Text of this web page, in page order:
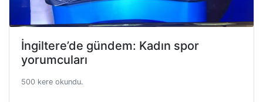
İngiltere’de gündem: Kadın spor
yorumcuları
500 kere okundu.